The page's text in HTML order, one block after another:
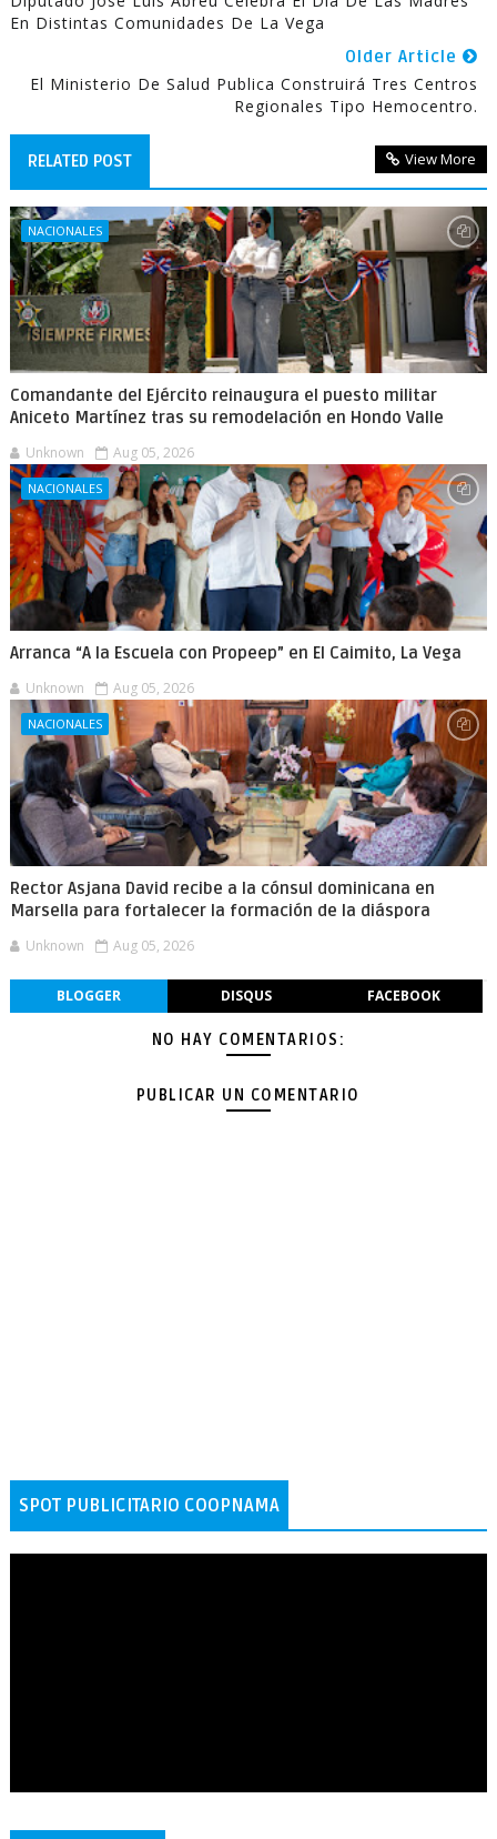
En Distintas Comunidades De La Vega
Older Article
El Ministerio De Salud Publica Construirá Tres Centros
Regionales Tipo Hemocentro.
RELATED POST View More
NACIONALES
Comandante del Ejército reinaugura el puesto militar
Aniceto Martínez tras su remodelación en Hondo Valle
Unknown Aug 05, 2026
NACIONALES
Arranca “A la Escuela con Propeep” en El Caimito, La Vega
Unknown Aug 05, 2026
NACIONALES
Rector Asjana David recibe a la cónsul dominicana en
Marsella para fortalecer la formación de la diáspora
Unknown Aug 05, 2026
BLOGGER DISQUS FACEBOOK
NO HAY COMENTARIOS:
PUBLICAR UN COMENTARIO
SPOT PUBLICITARIO COOPNAMA